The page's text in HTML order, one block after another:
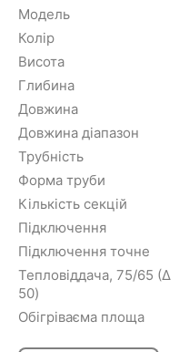
Модель
Колір
Висота
Глибина
Довжина
Довжина діапазон
Трубність
Форма труби
Кількість секцій
Підключення
Підключення точне
Тепловіддача, 75/65 (Δ
50)
Обігріваєма площа